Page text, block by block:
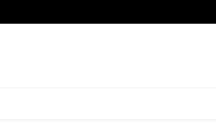
Google “cocina” nuevos emojis y WhatsApp Web